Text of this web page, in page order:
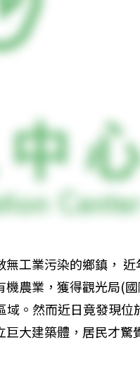
工業污染的鄉鎮， 近
農業，獲得觀光局(
。然而近日竟發現位
大建築體，居民才驚